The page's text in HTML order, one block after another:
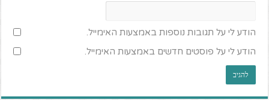
הודע לי על תגובות נוספות באמצעות האימייל.
הודע לי על פוסטים חדשים באמצעות האימייל.